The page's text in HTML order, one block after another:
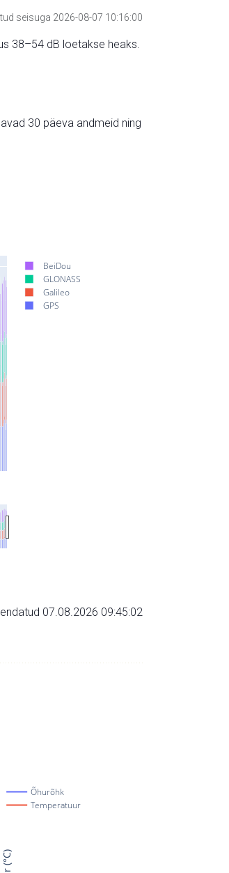
seisuga 2026-08-07 10:16:00
38–54 dB loetakse heaks.
30 päeva andmeid ning
BeiDou
GLONASS
Galileo
GPS
07.08.2026 09:45:02
Õhurõhk
Temperatuur